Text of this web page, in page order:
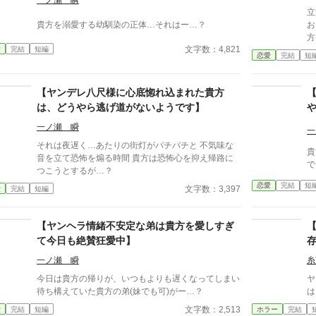
貴方を溺愛する幼馴染の正体…それはー…？
完結 短編 文字数：4,821
恋愛 完結 短
【ヤンデレ八尺様に心底惚れ込まれた貴方
は、どうやら逃げ道がないようです】
一ノ瀬 瞬
それは夜遅く…あたりの街灯がパチパチと 不気味な
音を立て恐怖を煽る時間 貴方は恐怖心を抑え帰路に
つこうとするが…？
完結 短編 文字数：3,397 恋愛 完結 短
【ヤンヘラ情緒不安定な弟は貴方を愛しすぎ
て今日も絶賛狂愛中】
一ノ瀬 瞬
今日は貴方の帰りが、いつもよりも遅くなってしまい
待ち構えていた貴方の弟(妹でも可)がー…？
完結 短編 文字数：2,513 ホラー 完結